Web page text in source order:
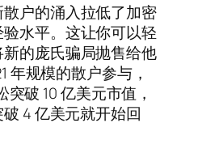
户的涌入拉低了加密
水平。这让你可以轻
的庞氏骗局抛售给他
年规模的散户参与，
破 10 亿美元市值，
4 亿美元就开始回